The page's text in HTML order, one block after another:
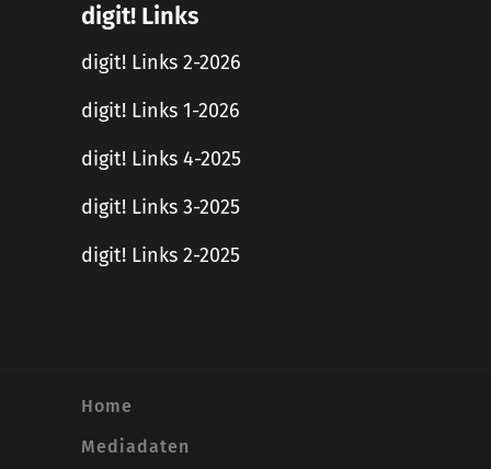
digit! Links
digit! Links 2-2026
digit! Links 1-2026
digit! Links 4-2025
digit! Links 3-2025
digit! Links 2-2025
Home
Mediadaten